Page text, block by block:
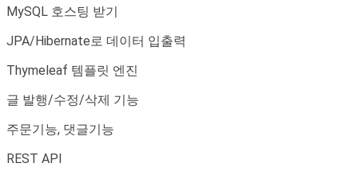
MySQL 호스팅 받기
JPA/Hibernate로 데이터 입출력
Thymeleaf 템플릿 엔진
글 발행/수정/삭제 기능
주문기능, 댓글기능
REST API